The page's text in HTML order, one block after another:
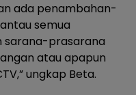
ada penambahan-
semua
prasarana
atau apapun
ungkap Beta.